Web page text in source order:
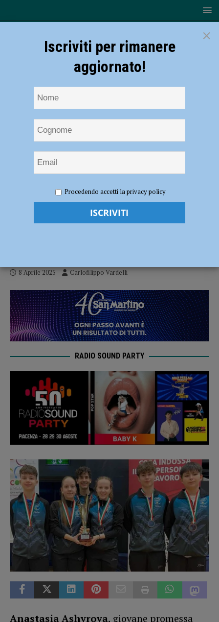
Romagna alla Coppa delle regioni under 14
Tennistavolo – Quarto posto per l’Emilia
8 Aprile 2025 Carlofilippo Vardelli
RADIO SOUND PARTY
Anastasia Ashyrova, giovane promessa
×
Iscriviti per rimanere
aggiornato!
Procedendo accetti la privacy policy